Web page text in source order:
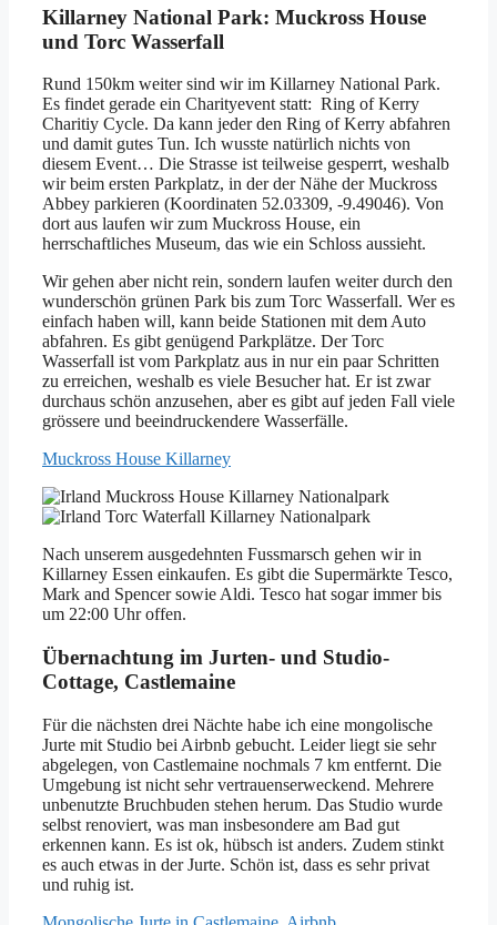
Killarney National Park: Muckross House
und Torc Wasserfall
Rund 150km weiter sind wir im Killarney National Park.
Es findet gerade ein Charityevent statt: Ring of Kerry
Charitiy Cycle. Da kann jeder den Ring of Kerry abfahren
und damit gutes Tun. Ich wusste natürlich nichts von
diesem Event… Die Strasse ist teilweise gesperrt, weshalb
wir beim ersten Parkplatz, in der der Nähe der Muckross
Abbey parkieren (Koordinaten 52.03309, -9.49046). Von
dort aus laufen wir zum Muckross House, ein
herrschaftliches Museum, das wie ein Schloss aussieht.
Wir gehen aber nicht rein, sondern laufen weiter durch den
wunderschön grünen Park bis zum Torc Wasserfall. Wer es
einfach haben will, kann beide Stationen mit dem Auto
abfahren. Es gibt genügend Parkplätze. Der Torc
Wasserfall ist vom Parkplatz aus in nur ein paar Schritten
zu erreichen, weshalb es viele Besucher hat. Er ist zwar
durchaus schön anzusehen, aber es gibt auf jeden Fall viele
grössere und beeindruckendere Wasserfälle.
Muckross House Killarney
Nach unserem ausgedehnten Fussmarsch gehen wir in
Killarney Essen einkaufen. Es gibt die Supermärkte Tesco,
Mark and Spencer sowie Aldi. Tesco hat sogar immer bis
um 22:00 Uhr offen.
Übernachtung im Jurten- und Studio-
Cottage, Castlemaine
Für die nächsten drei Nächte habe ich eine mongolische
Jurte mit Studio bei Airbnb gebucht. Leider liegt sie sehr
abgelegen, von Castlemaine nochmals 7 km entfernt. Die
Umgebung ist nicht sehr vertrauenserweckend. Mehrere
unbenutzte Bruchbuden stehen herum. Das Studio wurde
selbst renoviert, was man insbesondere am Bad gut
erkennen kann. Es ist ok, hübsch ist anders. Zudem stinkt
es auch etwas in der Jurte. Schön ist, dass es sehr privat
und ruhig ist.